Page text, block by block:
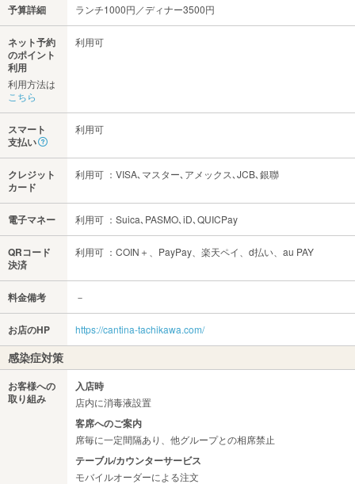
予算詳細 ランチ1000円／ディナー3500円
ネット予約
のポイント
利用
利用方法は
こちら
利用可
スマート
支払い
利用可
クレジット
カード
利用可 ：VISA､マスター､アメックス､JCB､銀聯
電子マネー 利用可 ：Suica､PASMO､iD､QUICPay
QRコード
決済
利用可 ：COIN＋、PayPay、楽天ペイ、d払い、au PAY
料金備考 －
お店のHP https://cantina-tachikawa.com/
感染症対策
お客様への
取り組み
入店時
店内に消毒液設置
客席へのご案内
席毎に一定間隔あり、他グループとの相席禁止
テーブル/カウンターサービス
モバイルオーダーによる注文